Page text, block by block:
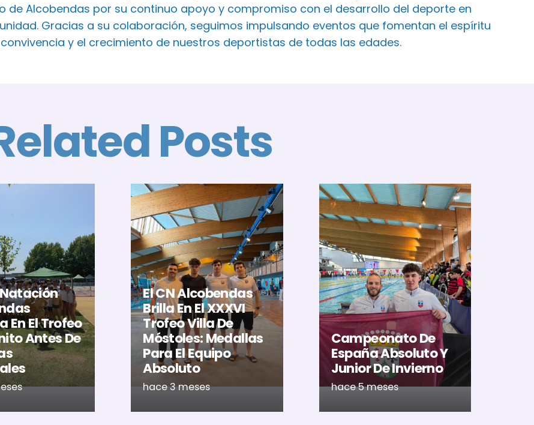
de Alcobendas por su continuo apoyo y compromiso con el desarrollo del deporte en
Gracias a su colaboración, seguimos impulsando eventos que fomentan el espíritu
y el crecimiento de nuestros deportistas de todas las edades.
Posts
En El Trofeo
Antes De
El CN Alcobendas
Brilla En El XXXVI
Trofeo Villa De
Móstoles: Medallas
Para El Equipo
Absoluto
hace 3 meses
Campeonato De
España Absoluto Y
Junior De Invierno
hace 5 meses